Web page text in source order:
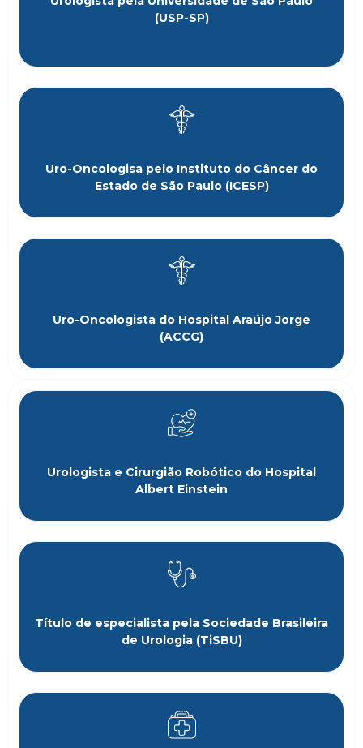
(USP-SP)
Uro-Oncologisa pelo Instituto do Câncer do
Estado de São Paulo (ICESP)
Uro-Oncologista do Hospital Araújo Jorge
(ACCG)
Urologista e Cirurgião Robótico do Hospital
Albert Einstein
Título de especialista pela Sociedade Brasileira
de Urologia (TiSBU)